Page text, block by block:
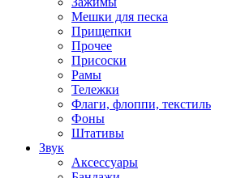
Мешки для песка
Прищепки
Прочее
Присоски
Рамы
Тележки
Флаги, флоппи, текстиль
Фоны
Штативы
Звук
Аксессуары